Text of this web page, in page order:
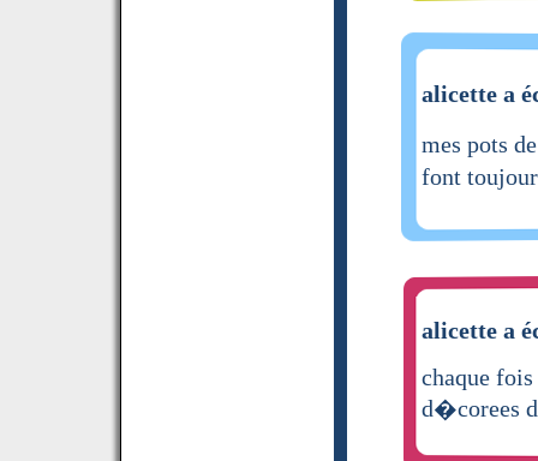
alicette a
mes pots
font
alicette a
chaque
d�corees